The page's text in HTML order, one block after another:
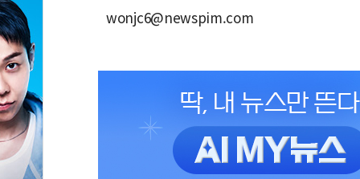
wonjc6@newspim.com